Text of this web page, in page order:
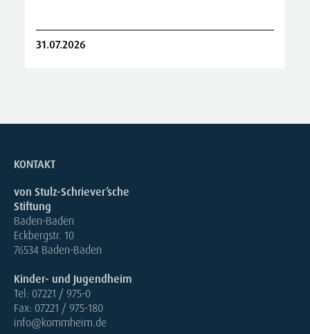
31.07.2026
KONTAKT
von Stulz-Schriever’sche
Stiftung
Baden-Baden
Eckbergstr. 10
76534 Baden-Baden
Kinder- und Jugendheim
Tel: 07221 / 975-0
Fax: 07221 / 975-180
info@kommheim.de